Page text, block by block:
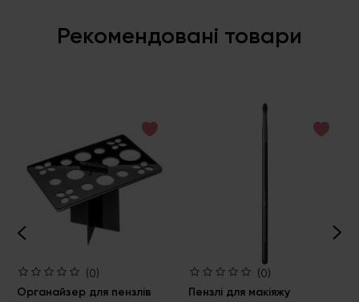
Рекомендовані товари
(0)
Органайзер для пензлів
(0)
Пензлі для макіяжу